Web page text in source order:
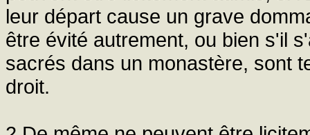
leur départ cause un grave
être évité autrement, ou bien s'il
sacrés dans un monastère, sont
droit.